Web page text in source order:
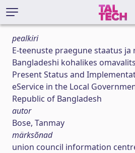
pealkiri
E-teenuste praegune staatus
Bangladeshi kohalikes
Present Status and
eService in the Local
Republic of Bangladesh
autor
Bose, Tanmay
märksõnad
union council information